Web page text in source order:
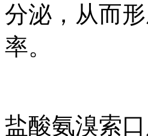
分泌，从
率。
盐酸氨溴索